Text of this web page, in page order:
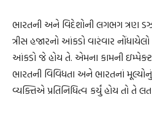
ભારતની અને વિદેશોની લગભગ ત્રણ
ત્રીસ હજારનો આંકડો વારંવાર
આંકડો જે હોય તે. એમના કામની
ભારતની વિવિધતા અને ભારતનાં મૂલ્યોનું
વ્યક્તિએ પ્રતિનિધિત્વ કર્યું હોય તો તે